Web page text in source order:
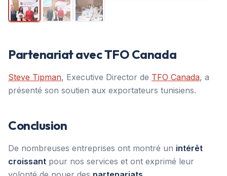
Partenariat avec TFO Canada
Steve Tipman, Executive Director de TFO Canada, a
présenté son soutien aux exportateurs tunisiens.
Conclusion
De nombreuses entreprises ont montré un intérêt
croissant pour nos services et ont exprimé leur